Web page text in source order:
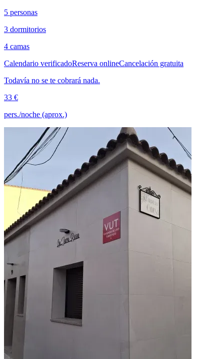
5 personas
3 dormitorios
4 camas
Calendario verificadoReserva onlineCancelación gratuita
Todavía no se te cobrará nada.
33 €
pers./noche (aprox.)